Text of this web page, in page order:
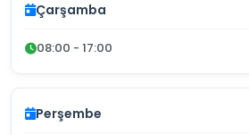
Çarşamba
08:00 - 17:00
Perşembe